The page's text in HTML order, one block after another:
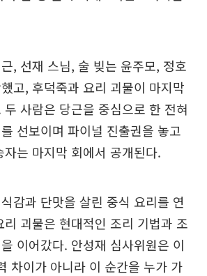
, 선재 스님, 술 빚는 윤주모, 정호
고, 후덕죽과 요리 괴물이 마지막
사람은 당근을 중심으로 한 전혀
선보이며 파이널 진출권을 놓고
는 마지막 회에서 공개된다.
감과 단맛을 살린 중식 요리를 연
괴물은 현대적인 조리 기법과 조
이어갔다. 안성재 심사위원은 이
차이가 아니라 이 순간을 누가 가